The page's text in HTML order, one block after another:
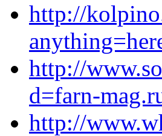
http://
http://
d=farn-
http://